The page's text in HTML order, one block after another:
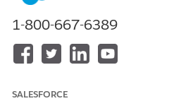
1-800-667-6389
SALESFORCE